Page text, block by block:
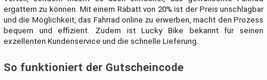
ergattern zu können. Mit einem Rabatt von 20% ist der Preis unschlagbar
und die Möglichkeit, das Fahrrad online zu erwerben, macht den Prozess
bequem und effizient. Zudem ist Lucky Bike bekannt für seinen
exzellenten Kundenservice und die schnelle Lieferung.
So funktioniert der Gutscheincode